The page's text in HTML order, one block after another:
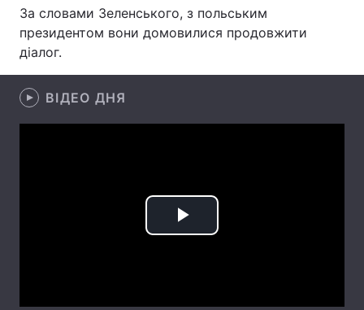
Цікавинки Погода
Лонгріди
Вакансії
За словами Зеленського, з польським
президентом вони домовилися продовжити
діалог.
ВІДЕО ДНЯ
Play